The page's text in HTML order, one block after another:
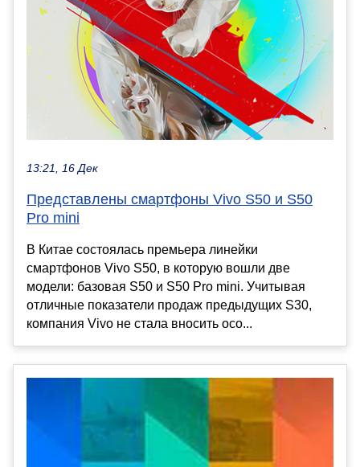
13:21, 16 Дек
Представлены смартфоны Vivo S50 и S50
Pro mini
В Китае состоялась премьера линейки
смартфонов Vivo S50, в которую вошли две
модели: базовая S50 и S50 Pro mini. Учитывая
отличные показатели продаж предыдущих S30,
компания Vivo не стала вносить осо...